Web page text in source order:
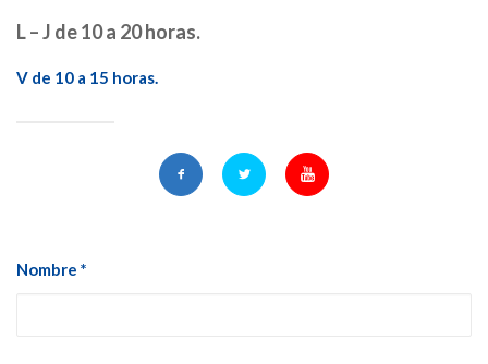
L – J de 10 a 20 horas.
V de 10 a 15 horas.
Nombre *